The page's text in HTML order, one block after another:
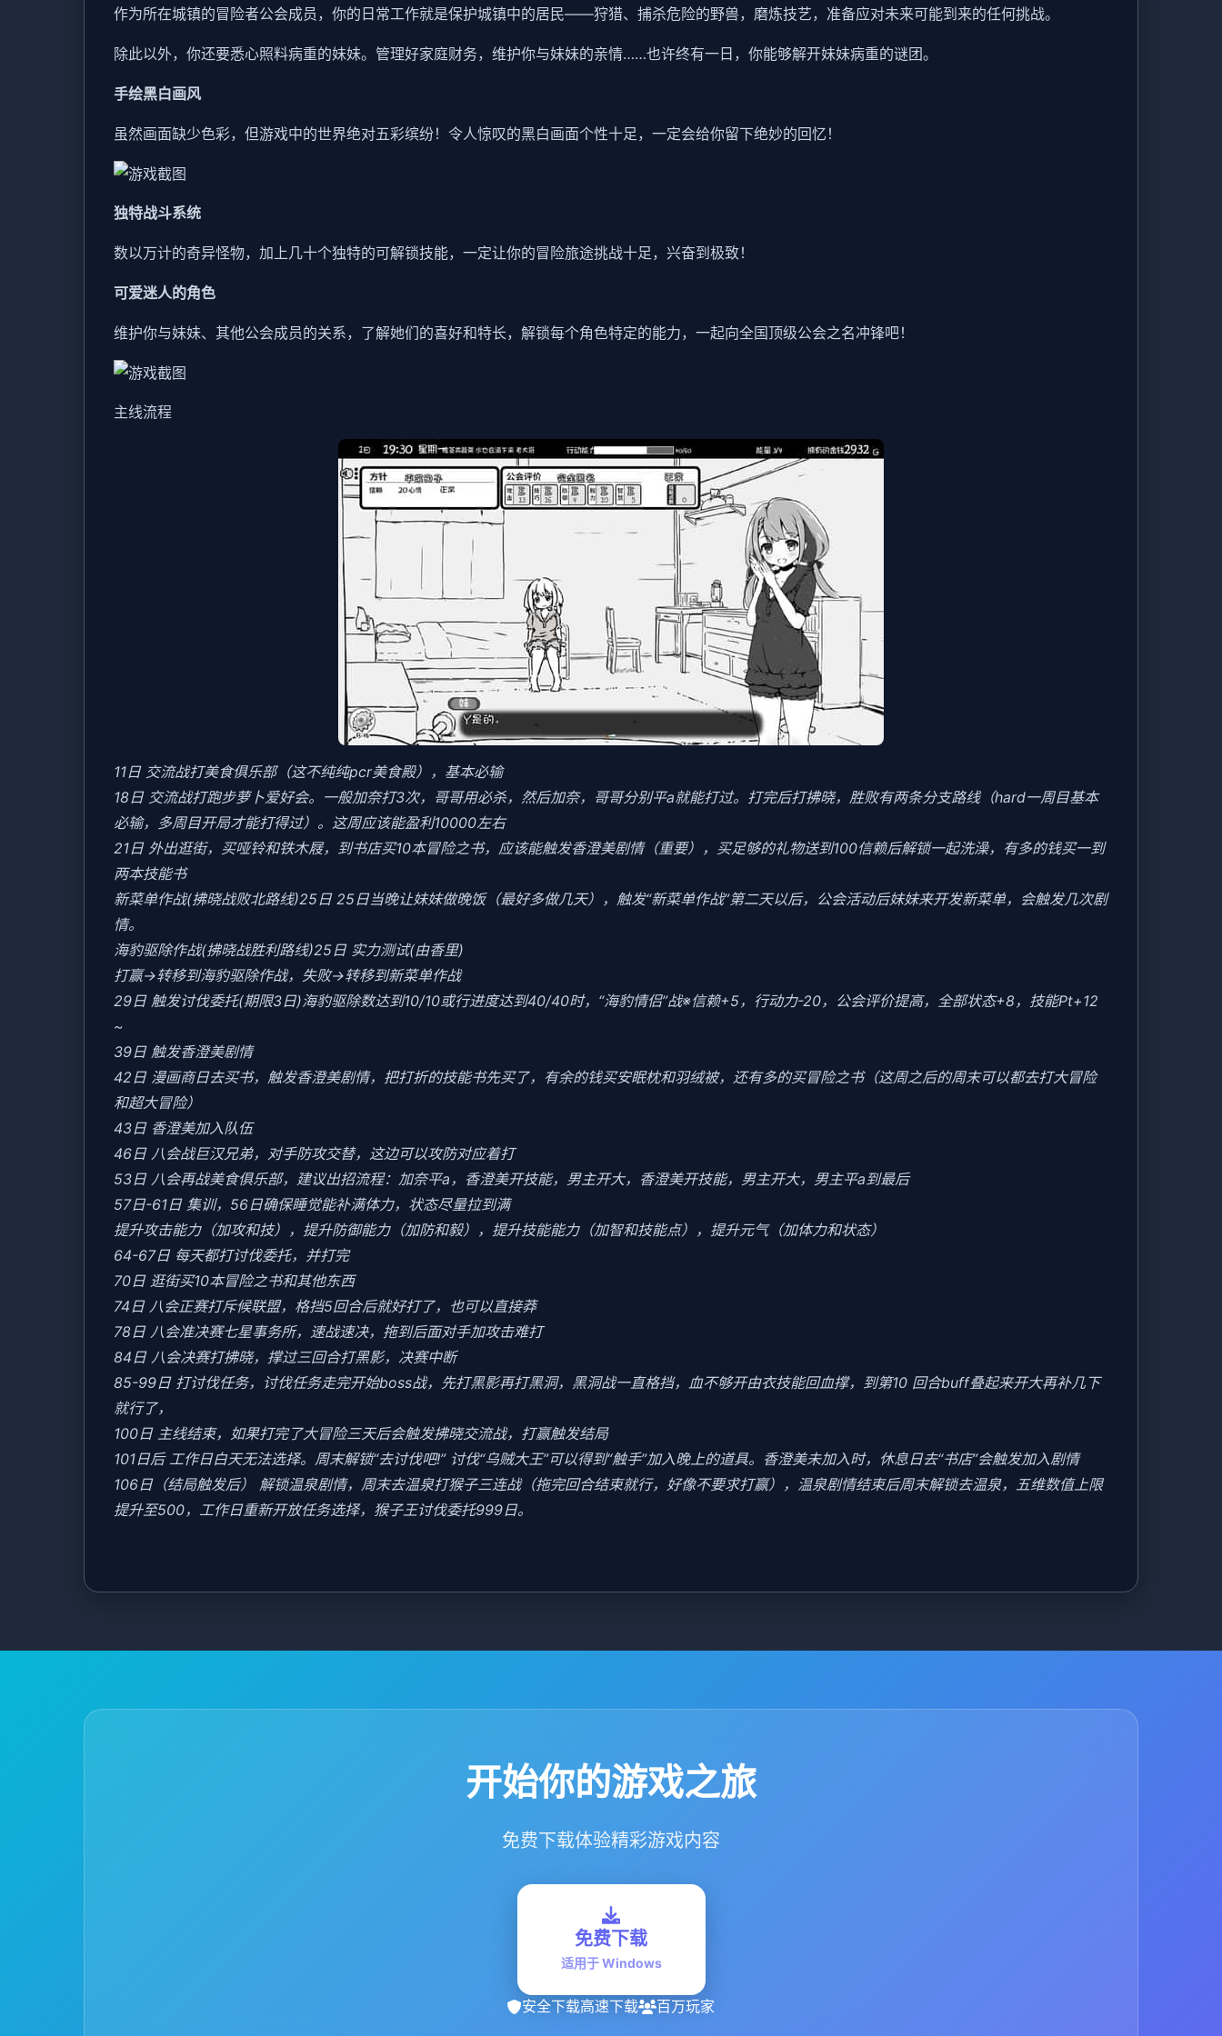
作为所在城镇的冒险者公会成员，你的日常工作就是保护城镇中的居民——狩猎、捕杀危险的野兽，磨炼技艺，准备应对未来可能到来的任何挑战。
除此以外，你还要悉心照料病重的妹妹。管理好家庭财务，维护你与妹妹的亲情……也许终有一日，你能够解开妹妹病重的谜团。
手绘黑白画风
虽然画面缺少色彩，但游戏中的世界绝对五彩缤纷！令人惊叹的黑白画面个性十足，一定会给你留下绝妙的回忆！
独特战斗系统
数以万计的奇异怪物，加上几十个独特的可解锁技能，一定让你的冒险旅途挑战十足，兴奋到极致！
可爱迷人的角色
维护你与妹妹、其他公会成员的关系，了解她们的喜好和特长，解锁每个角色特定的能力，一起向全国顶级公会之名冲锋吧！
主线流程
11日 交流战打美食俱乐部（这不纯纯pcr美食殿），基本必输
18日 交流战打跑步萝卜爱好会。一般加奈打3次，哥哥用必杀，然后加奈，哥哥分别平a就能打过。打完后打拂晓，胜败有两条分支路线（hard一周目基本
必输，多周目开局才能打得过）。这周应该能盈利10000左右
21日 外出逛街，买哑铃和铁木屐，到书店买10本冒险之书，应该能触发香澄美剧情（重要），买足够的礼物送到100信赖后解锁一起洗澡，有多的钱买一到
两本技能书
新菜单作战(拂晓战败北路线)25日 25日当晚让妹妹做晚饭（最好多做几天），触发“新菜单作战”第二天以后，公会活动后妹妹来开发新菜单，会触发几次剧
情。
海豹驱除作战(拂晓战胜利路线)25日 实力测试(由香里)
打赢→转移到海豹驱除作战，失败→转移到新菜单作战
29日 触发讨伐委托(期限3日)海豹驱除数达到10/10或行进度达到40/40时，“海豹情侣”战※信赖+5，行动力-20，公会评价提高，全部状态+8，技能Pt+12
~
39日 触发香澄美剧情
42日 漫画商日去买书，触发香澄美剧情，把打折的技能书先买了，有余的钱买安眠枕和羽绒被，还有多的买冒险之书（这周之后的周末可以都去打大冒险
和超大冒险）
43日 香澄美加入队伍
46日 八会战巨汉兄弟，对手防攻交替，这边可以攻防对应着打
53日 八会再战美食俱乐部，建议出招流程：加奈平a，香澄美开技能，男主开大，香澄美开技能，男主开大，男主平a到最后
57日-61日 集训，56日确保睡觉能补满体力，状态尽量拉到满
提升攻击能力（加攻和技），提升防御能力（加防和毅），提升技能能力（加智和技能点），提升元气（加体力和状态）
64-67日 每天都打讨伐委托，并打完
70日 逛街买10本冒险之书和其他东西
74日 八会正赛打斥候联盟，格挡5回合后就好打了，也可以直接莽
78日 八会准决赛七星事务所，速战速决，拖到后面对手加攻击难打
84日 八会决赛打拂晓，撑过三回合打黑影，决赛中断
85-99日 打讨伐任务，讨伐任务走完开始boss战，先打黑影再打黑洞，黑洞战一直格挡，血不够开由衣技能回血撑，到第10 回合buff叠起来开大再补几下
就行了，
100日 主线结束，如果打完了大冒险三天后会触发拂晓交流战，打赢触发结局
101日后 工作日白天无法选择。周末解锁“去讨伐吧!” 讨伐“乌贼大王”可以得到“触手”加入晚上的道具。香澄美未加入时，休息日去“书店”会触发加入剧情
106日（结局触发后） 解锁温泉剧情，周末去温泉打猴子三连战（拖完回合结束就行，好像不要求打赢），温泉剧情结束后周末解锁去温泉，五维数值上限
提升至500，工作日重新开放任务选择，猴子王讨伐委托999日。
开始你的游戏之旅
免费下载体验精彩游戏内容
免费下载
适用于 Windows
安全下载高速下载 百万玩家